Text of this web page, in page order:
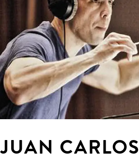
JUAN CARLOS